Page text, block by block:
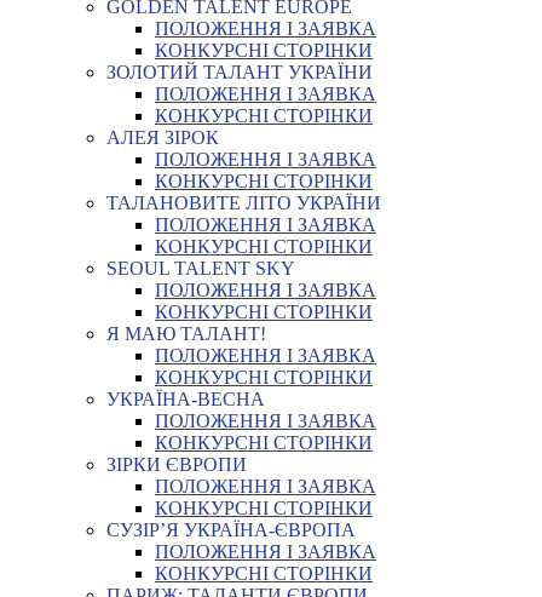
GOLDEN TALENT EUROPE
ПОЛОЖЕННЯ І ЗАЯВКА
КОНКУРСНІ СТОРІНКИ
ЗОЛОТИЙ ТАЛАНТ УКРАЇНИ
ПОЛОЖЕННЯ І ЗАЯВКА
КОНКУРСНІ СТОРІНКИ
АЛЕЯ ЗІРОК
ПОЛОЖЕННЯ І ЗАЯВКА
КОНКУРСНІ СТОРІНКИ
ТАЛАНОВИТЕ ЛІТО УКРАЇНИ
ПОЛОЖЕННЯ І ЗАЯВКА
КОНКУРСНІ СТОРІНКИ
SEOUL TALENT SKY
ПОЛОЖЕННЯ І ЗАЯВКА
КОНКУРСНІ СТОРІНКИ
Я МАЮ ТАЛАНТ!
ПОЛОЖЕННЯ І ЗАЯВКА
КОНКУРСНІ СТОРІНКИ
УКРАЇНА-ВЕСНА
ПОЛОЖЕННЯ І ЗАЯВКА
КОНКУРСНІ СТОРІНКИ
ЗІРКИ ЄВРОПИ
ПОЛОЖЕННЯ І ЗАЯВКА
КОНКУРСНІ СТОРІНКИ
СУЗІР’Я УКРАЇНА-ЄВРОПА
ПОЛОЖЕННЯ І ЗАЯВКА
КОНКУРСНІ СТОРІНКИ